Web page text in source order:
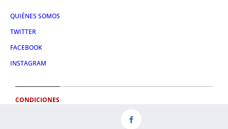
QUIÉNES SOMOS
TWITTER
FACEBOOK
INSTAGRAM
CONDICIONES